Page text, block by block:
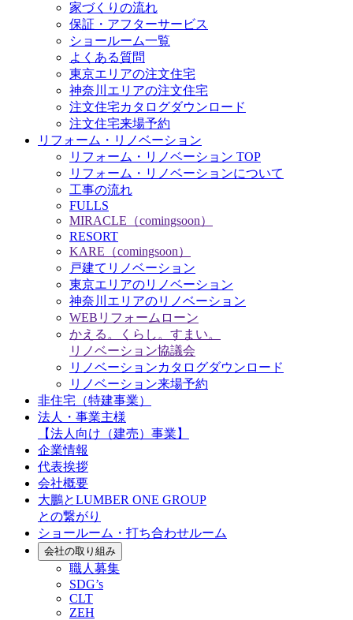
家づくりの流れ
保証・アフターサービス
ショールーム一覧
よくある質問
東京エリアの注文住宅
神奈川エリアの注文住宅
注文住宅カタログダウンロード
注文住宅来場予約
リフォーム・リノベーション
リフォーム・リノベーション TOP
リフォーム・リノベーションについて
工事の流れ
FULLS
MIRACLE（comingsoon）
RESORT
KARE（comingsoon）
戸建てリノベーション
東京エリアのリノベーション
神奈川エリアのリノベーション
WEBリフォームローン
かえる。くらし。すまい。
リノベーション協議会
リノベーションカタログダウンロード
リノベーション来場予約
非住宅（特建事業）
法人・事業主様
【法人向け（建売）事業】
企業情報
代表挨拶
会社概要
大鵬とLUMBER ONE GROUP
との繋がり
ショールーム・打ち合わせルーム
会社の取り組み
職人募集
SDG’s
CLT
ZEH